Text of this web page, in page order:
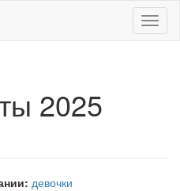
2025
девочки